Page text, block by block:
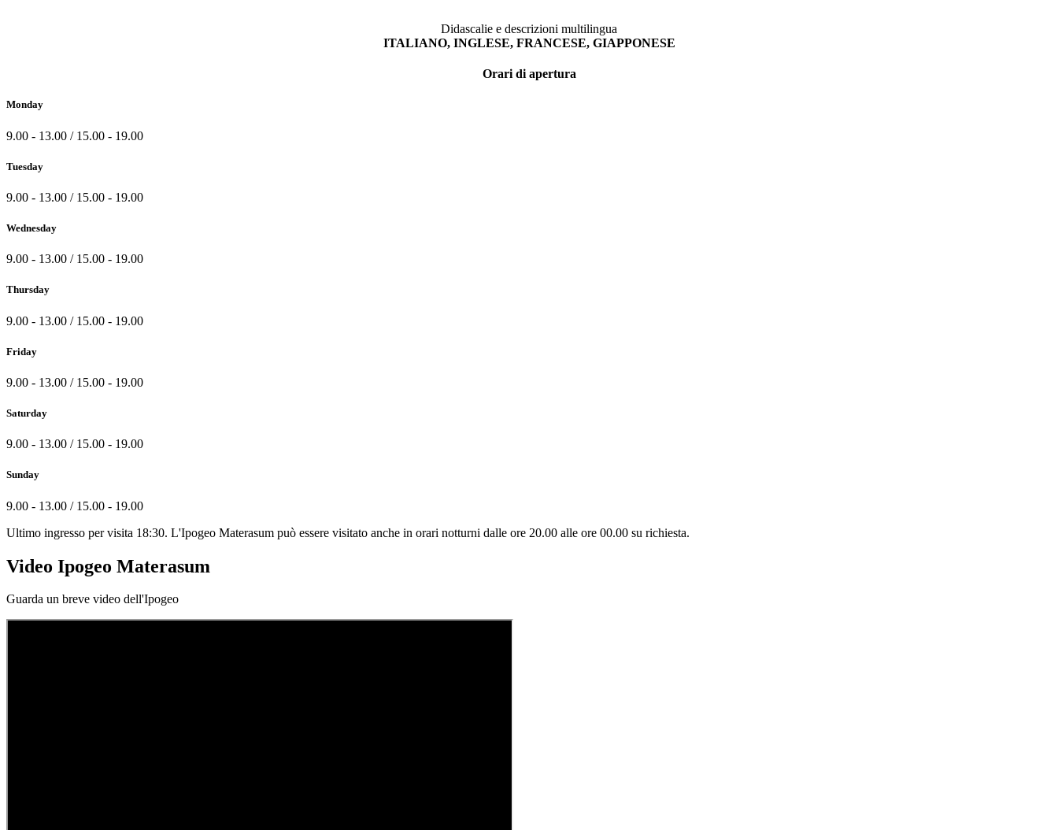
Didascalie e descrizioni multilingua
ITALIANO, INGLESE, FRANCESE, GIAPPONESE
Orari di apertura
Monday
9.00 - 13.00 / 15.00 - 19.00
Tuesday
9.00 - 13.00 / 15.00 - 19.00
Wednesday
9.00 - 13.00 / 15.00 - 19.00
Thursday
9.00 - 13.00 / 15.00 - 19.00
Friday
9.00 - 13.00 / 15.00 - 19.00
Saturday
9.00 - 13.00 / 15.00 - 19.00
Sunday
9.00 - 13.00 / 15.00 - 19.00
Ultimo ingresso per visita 18:30. L'Ipogeo Materasum può essere visitato anche in orari notturni dalle ore 20.00 alle ore 00.00 su richiesta.
Video Ipogeo Materasum
Guarda un breve video dell'Ipogeo